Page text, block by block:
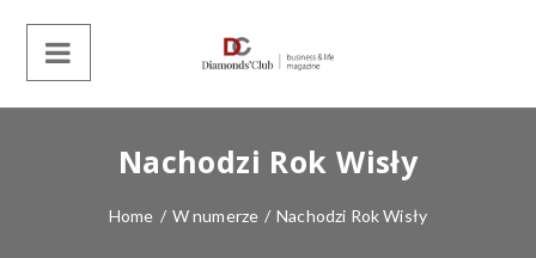
Nachodzi Rok Wisły
Home / W numerze / Nachodzi Rok Wisły